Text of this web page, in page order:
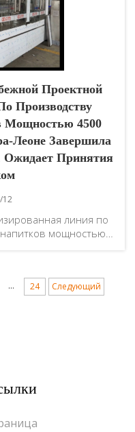
Проектной
Производству
Мощностью 4500
Леоне Завершила
Ожидает Принятия
12
линия по
мощностью
заводские
показатели,
... 24 Следующий